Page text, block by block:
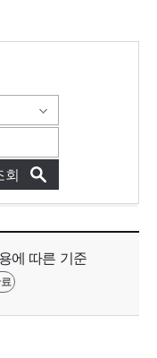
에 따른 기준